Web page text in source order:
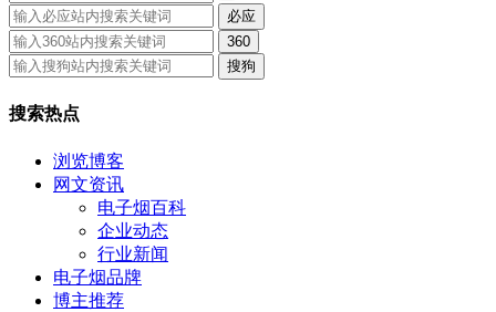
必应
360
搜狗
搜索热点
浏览博客
网文资讯
电子烟百科
企业动态
行业新闻
电子烟品牌
博主推荐